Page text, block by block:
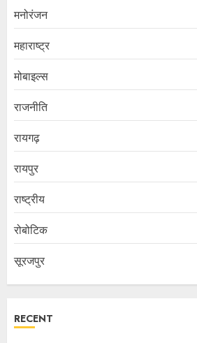
मनोरंजन
महाराष्ट्र
मोबाइल्स
राजनीति
रायगढ़
रायपुर
राष्ट्रीय
रोबोटिक
सूरजपुर
RECENT